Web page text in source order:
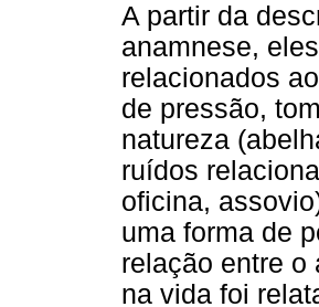
A partir da
anamnese,
relacionados
de pressão,
natureza
ruídos
oficina,
uma forma de
relação entre o
na vida foi